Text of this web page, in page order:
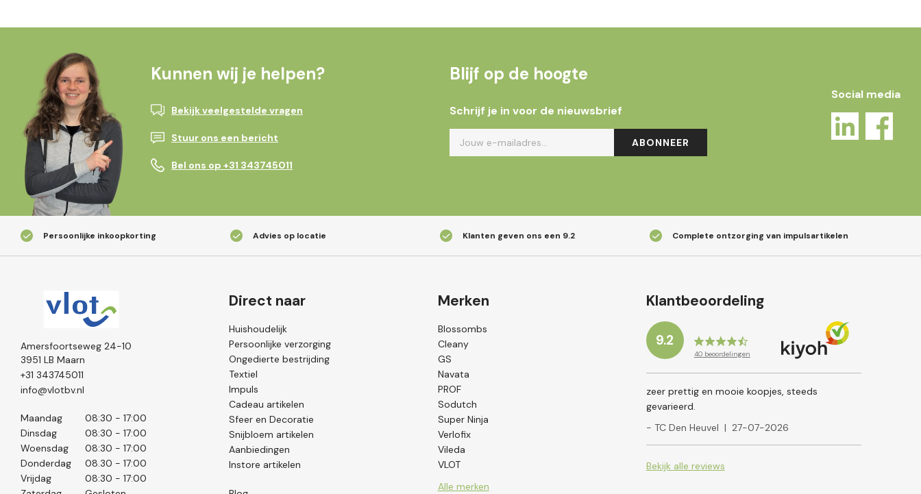
Kunnen wij je helpen?
Bekijk veelgestelde vragen
Stuur ons een bericht
Bel ons op +31 343745011
Blijf op de hoogte
Schrijf je in voor de nieuwsbrief
ABONNEER
Social media
Persoonlijke inkoopkorting Advies op locatie Klanten geven ons een 9.2 Complete ontzorging van impulsartikelen
Amersfoortseweg 24-10
3951 LB Maarn
+31 343745011
info@vlotbv.nl
Maandag
08:30 - 17:00
Dinsdag
08:30 - 17:00
Woensdag
08:30 - 17:00
Donderdag
08.30 - 17:00
Vrijdag
08:30 - 17:00
Direct naar
Huishoudelijk
Persoonlijke verzorging
Ongedierte bestrijding
Textiel
Impuls
Cadeau artikelen
Sfeer en Decoratie
Snijbloem artikelen
Aanbiedingen
Instore artikelen
Merken
Blossombs
Cleany
GS
Navata
PROF
Sodutch
Super Ninja
Verlofix
Vileda
VLOT
Alle merken
Klantbeoordeling
9.2
40beoordelingen
zeer prettig en mooie koopjes, steeds
gevarieerd.
- TC Den Heuvel | 27-07-2026
Bekijk alle reviews